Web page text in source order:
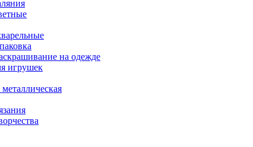
на одежде
игрушек